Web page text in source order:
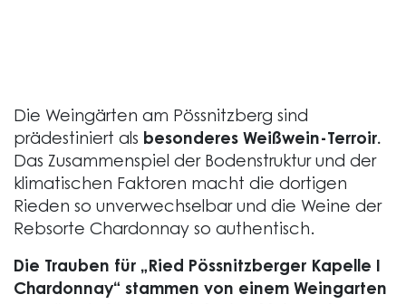
Die Weingärten am Pössnitzberg sind
prädestiniert als besonderes Weißwein-Terroir.
Das Zusammenspiel der Bodenstruktur und der
klimatischen Faktoren macht die dortigen
Rieden so unverwechselbar und die Weine der
Rebsorte Chardonnay so authentisch.
Die Trauben für „Ried Pössnitzberger Kapelle I
Chardonnay“ stammen von einem Weingarten